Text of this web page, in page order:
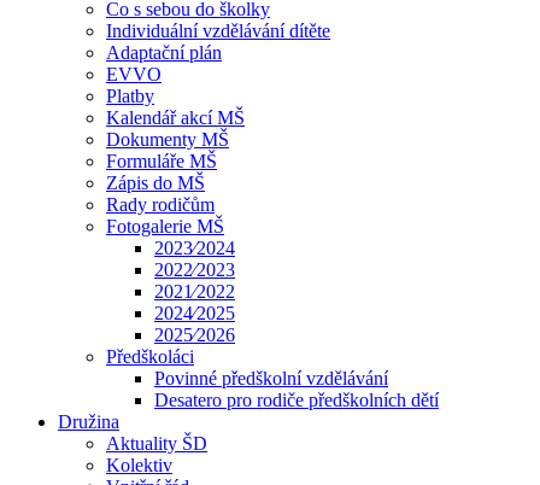
Co s sebou do školky
Individuální vzdělávání dítěte
Adaptační plán
EVVO
Platby
Kalendář akcí MŠ
Dokumenty MŠ
Formuláře MŠ
Zápis do MŠ
Rady rodičům
Fotogalerie MŠ
2023⁄2024
2022⁄2023
2021⁄2022
2024⁄2025
2025⁄2026
Předškoláci
Povinné předškolní vzdělávání
Desatero pro rodiče předškolních dětí
Družina
Aktuality ŠD
Kolektiv